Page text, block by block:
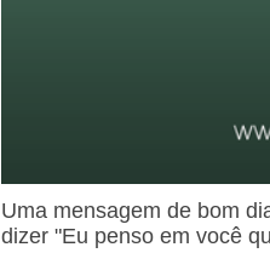
Uma mensagem de bom
dizer "Eu penso em você